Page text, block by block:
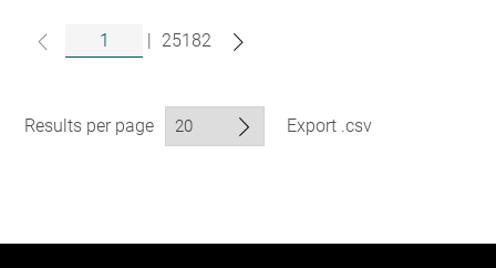
| 25182
Results per page Export .csv